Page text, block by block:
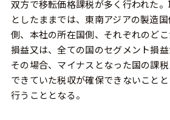
双方で移転価格課税が多く行われた
としたままでは、東南アジアの製造
側、本社の所在国側、それぞれのど
損益又は、全ての国のセグメント損益
その場合、マイナスとなった国の課
できていた税収が確保できないこと
行うこととなる。